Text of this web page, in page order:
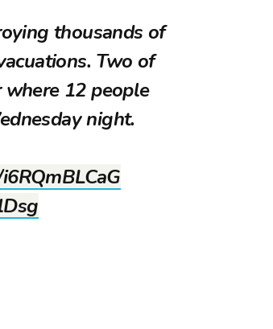
thousands of
Two of
12 people
night.